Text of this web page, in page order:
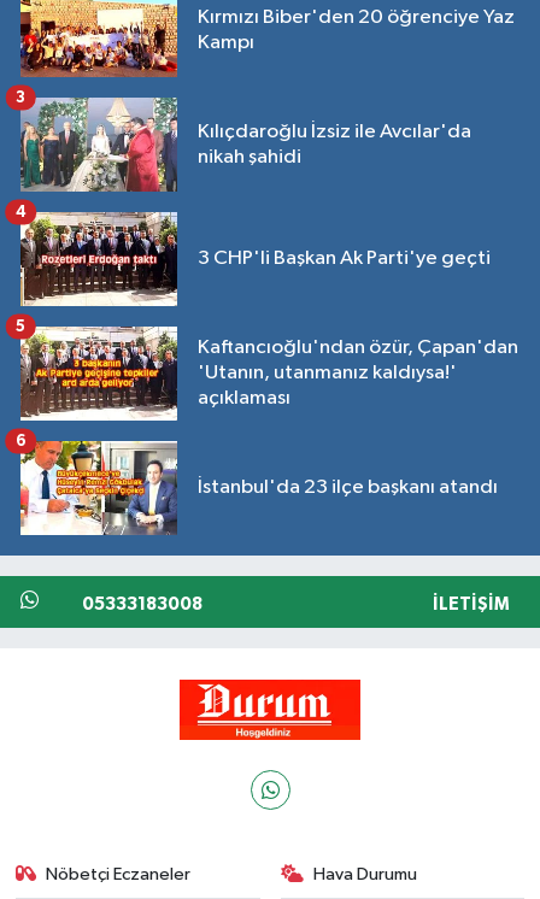
Kırmızı Biber'den 20 öğrenciye Yaz
Kampı
Kılıçdaroğlu İzsiz ile Avcılar'da
nikah şahidi
3
3 CHP'li Başkan Ak Parti'ye geçti
4
Kaftancıoğlu'ndan özür, Çapan'dan
'Utanın, utanmanız kaldıysa!'
açıklaması
5
İstanbul'da 23 ilçe başkanı atandı
6
05333183008 İLETIŞIM
Nöbetçi Eczaneler Hava Durumu